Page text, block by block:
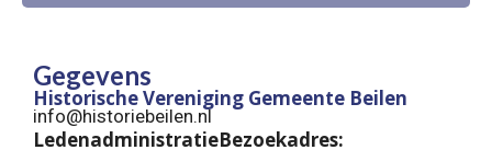
Gegevens
Historische Vereniging Gemeente Beilen
info@historiebeilen.nl
LedenadministratieBezoekadres: